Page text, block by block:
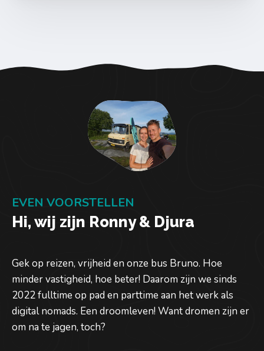
EVEN VOORSTELLEN
Hi, wij zijn Ronny & Djura
Gek op reizen, vrijheid en onze bus Bruno. Hoe
minder vastigheid, hoe beter! Daarom zijn we sinds
2022 fulltime op pad en parttime aan het werk als
digital nomads. Een droomleven! Want dromen zijn er
om na te jagen, toch?